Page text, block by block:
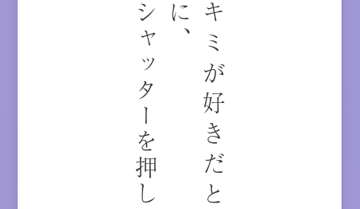
、
シャッターを押した。